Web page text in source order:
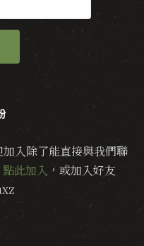
入除了能直接與我們聯
點此加入 ，或加入好友